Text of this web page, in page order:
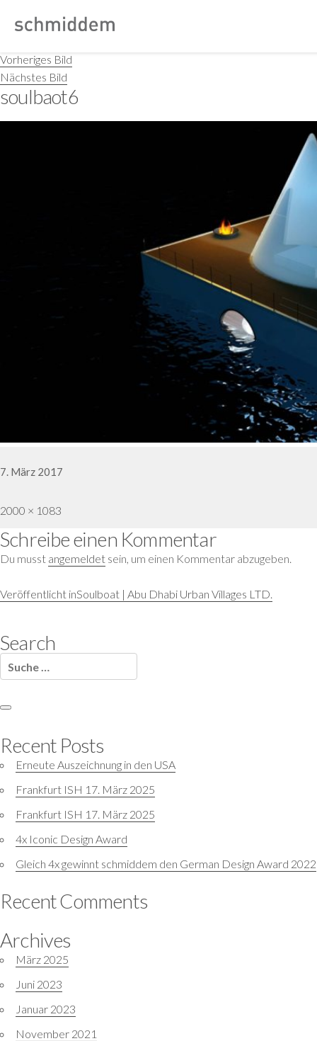
Vorheriges Bild
Nächstes Bild
soulbaot6
7. März 2017
Volle
Größe
2000 × 1083
Schreibe einen Kommentar
Du musst angemeldet sein, um einen Kommentar abzugeben.
Beitragsnavigation
Veröffentlicht inSoulboat | Abu Dhabi Urban Villages LTD.
Search
Suche
nach:
Recent Posts
Erneute Auszeichnung in den USA
Frankfurt ISH 17. März 2025
Frankfurt ISH 17. März 2025
4x Iconic Design Award
Gleich 4x gewinnt schmiddem den German Design Award 2022
Recent Comments
Archives
März 2025
Juni 2023
Januar 2023
November 2021